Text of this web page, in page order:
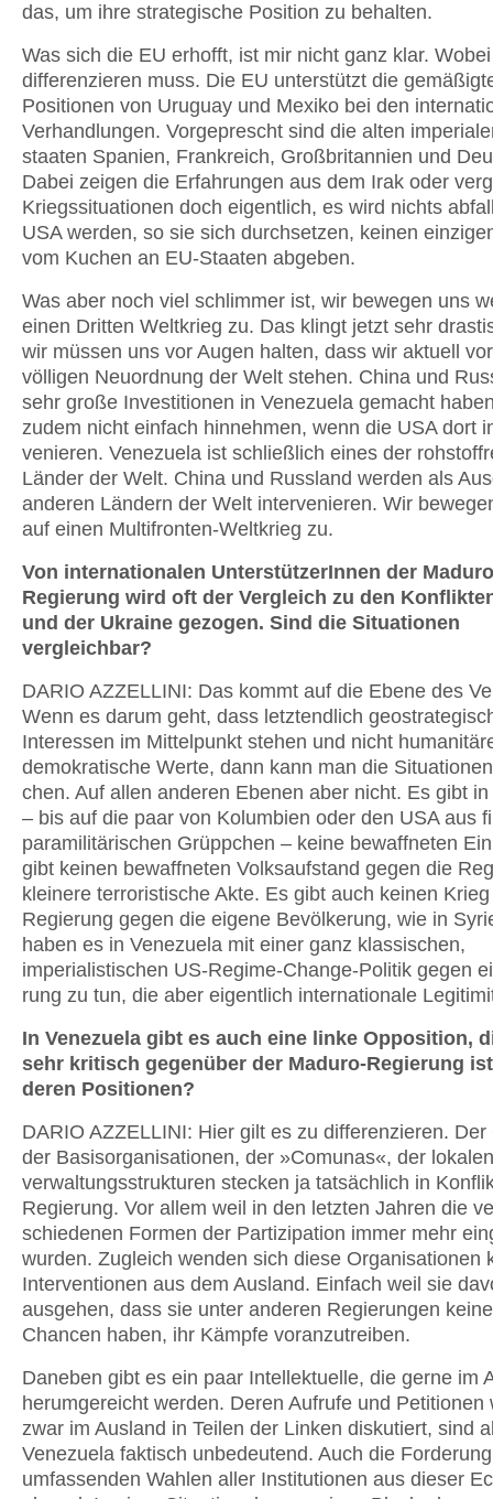
das, um ihre strategische Position zu behalten.
Was sich die EU erhofft, ist mir nicht ganz klar.
differenzieren muss. Die EU unterstützt die
Positionen von Uruguay und Mexiko bei den
Verhandlungen. Vor­geprescht sind die alten
staaten Spanien, Frankreich, Großbritan­nien und
Dabei zeigen die Erfahrungen aus dem Irak oder
Kriegssituationen doch eigentlich, es wird nichts
USA werden, so sie sich durchsetzen, keinen
vom Kuchen an EU-Staaten abgeben.
Was aber noch viel schlimmer ist, wir bewegen uns
einen Dritten Welt­krieg zu. Das klingt jetzt sehr
wir müssen uns vor Augen halten, dass wir aktuell
völligen Neuord­nung der Welt stehen. China und
sehr große Investitionen in Venezuela gemacht
zudem nicht ein­fach hinnehmen, wenn die USA dort
venieren. Venezuela ist schließlich eines der
Länder der Welt. China und Russland werden als
anderen Ländern der Welt intervenieren. Wir
auf einen Multifron­ten-Weltkrieg zu.
Von internationalen UnterstützerInnen der
Regierung wird oft der Ver­gleich zu den
und der Ukraine gezogen. Sind die Situatio­nen
vergleichbar?
DARIO AZZELLINI: Das kommt auf die Ebene des
Wenn es darum geht, dass letztendlich
Interessen im Mittelpunkt stehen und nicht
demokratische Werte, dann kann man die
chen. Auf allen anderen Ebenen aber nicht. Es gibt
– bis auf die paar von Kolumbien oder den USA aus
paramilitärischen Grüppchen – keine bewaffneten
gibt keinen bewaffneten Volksaufstand gegen die
kleinere terroristische Akte. Es gibt auch keinen
Regierung gegen die eigene Bevölkerung, wie in
haben es in Venezuela mit einer ganz klassischen,
imperialistischen US-Regime-Change-Politik gegen
rung zu tun, die aber eigentlich internatio­nale
In Venezuela gibt es auch eine linke Opposition,
sehr kritisch gegen­über der Maduro-Regierung
deren Positionen?
DARIO AZZELLINI: Hier gilt es zu diffe­renzieren. Der
der Basisorganisa­tionen, der »Comunas«, der
verwaltungsstrukturen stecken ja tatsäch­lich in
Regierung. Vor allem weil in den letzten Jahren die
schiedenen Formen der Partizipation immer mehr
wurden. Zugleich wenden sich diese Organisationen
Interventionen aus dem Aus­land. Einfach weil sie
ausgehen, dass sie unter anderen Regierungen
Chancen haben, ihr Kämpfe voranzu­treiben.
Daneben gibt es ein paar Intellektuelle, die gerne im
herumgereicht wer­den. Deren Aufrufe und Petitionen
zwar im Ausland in Teilen der Linken dis­kutiert, sind
Venezuela faktisch unbedeutend. Auch die
umfassenden Wahlen aller Institutionen aus dieser